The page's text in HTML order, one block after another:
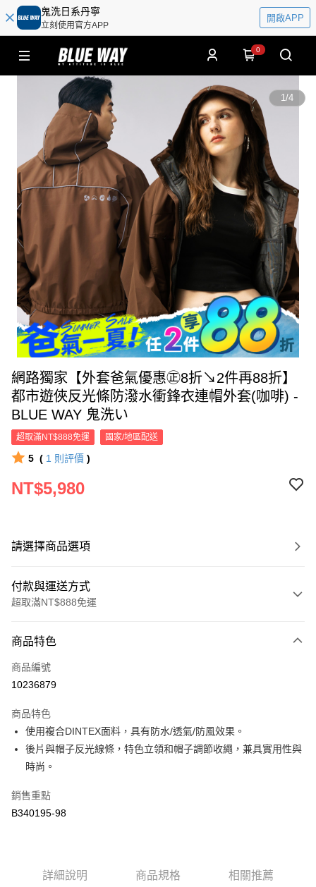
鬼洗日系丹寧
立刻使用官方APP
開啟APP
0
1/4
網路獨家【外套爸氣優惠㊣8折↘2件再88折】
都市遊俠反光條防潑水衝鋒衣連帽外套(咖啡) -
BLUE WAY 鬼洗い
超取滿NT$888免運 國家/地區配送
5 ( 1 則評價 )
NT$5,980
請選擇商品選項
付款與運送方式
超取滿NT$888免運
信用卡一次付款
超商取貨付款
Apple Pay
街口支付
相關說明
商品特色
商品編號
10236879
商品特色
使用複合DINTEX面料，具有防水/透氣/防風效果。
後片與帽子反光線條，特色立領和帽子調節收繩，兼具實用性與
時尚。
銷售重點
B340195-98
詳細說明 商品規格 相關推薦